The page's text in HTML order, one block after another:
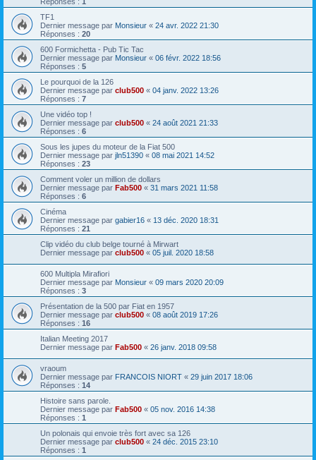
TF1
Dernier message par Monsieur « 24 avr. 2022 21:30
Réponses : 20
600 Formichetta - Pub Tic Tac
Dernier message par Monsieur « 06 févr. 2022 18:56
Réponses : 5
Le pourquoi de la 126
Dernier message par club500 « 04 janv. 2022 13:26
Réponses : 7
Une vidéo top !
Dernier message par club500 « 24 août 2021 21:33
Réponses : 6
Sous les jupes du moteur de la Fiat 500
Dernier message par jln51390 « 08 mai 2021 14:52
Réponses : 23
Comment voler un million de dollars
Dernier message par Fab500 « 31 mars 2021 11:58
Réponses : 6
Cinéma
Dernier message par gabier16 « 13 déc. 2020 18:31
Réponses : 21
Clip vidéo du club belge tourné à Mirwart
Dernier message par club500 « 05 juil. 2020 18:58
600 Multipla Mirafiori
Dernier message par Monsieur « 09 mars 2020 20:09
Réponses : 3
Présentation de la 500 par Fiat en 1957
Dernier message par club500 « 08 août 2019 17:26
Réponses : 16
Italian Meeting 2017
Dernier message par Fab500 « 26 janv. 2018 09:58
vraoum
Dernier message par FRANCOIS NIORT « 29 juin 2017 18:06
Réponses : 14
Histoire sans parole.
Dernier message par Fab500 « 05 nov. 2016 14:38
Réponses : 1
Un polonais qui envoie très fort avec sa 126
Dernier message par club500 « 24 déc. 2015 23:10
Réponses : 1